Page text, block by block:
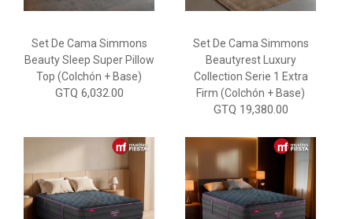
Set De Cama Simmons
Beauty Sleep Super Pillow
Top (colchón + Base)
GTQ 6,032.00
Set De Cama Simmons
Beautyrest Luxury
Collection Serie 1 Extra
Firm (Colchón + Base)
GTQ 19,380.00